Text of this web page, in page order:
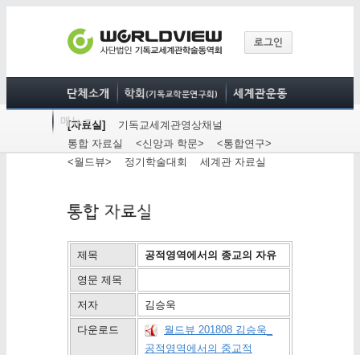
[자료실]
기독교세계관영상채널
통합 자료실
<신앙과 학문>
<통합연구>
<월드뷰>
정기학술대회 세계관 자료실
제목 공적영역에서의 종교의 자유
영문 제목
저자 김승욱
다운로드
월드뷰 201808 김승욱_
공적영역에서의 중교적